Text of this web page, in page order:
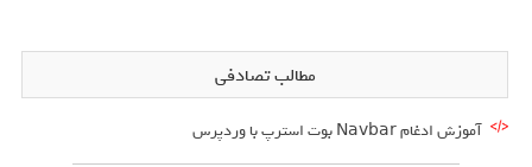
مطالب تصادفی
آموزش ادغام Navbar بوت استرپ با وردپرس